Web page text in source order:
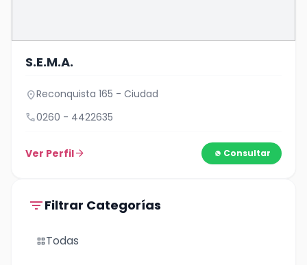
S.E.M.A.
location_onReconquista 165 - Ciudad
call0260 - 4422635
Ver Perfilarrow_forward Consultar
filter_listFiltrar Categorías
grid_viewTodas